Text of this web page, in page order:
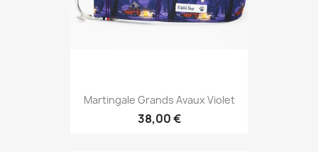
Martingale Grands Avaux Violet
38,00 €